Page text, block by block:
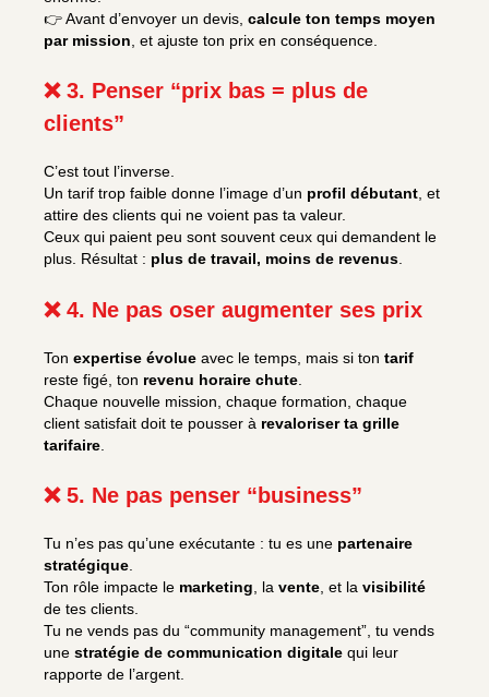
👉 Avant d’envoyer un devis, calcule ton temps moyen
par mission, et ajuste ton prix en conséquence.
❌ 3. Penser “prix bas = plus de
clients”
C’est tout l’inverse.
Un tarif trop faible donne l’image d’un profil débutant, et
attire des clients qui ne voient pas ta valeur.
Ceux qui paient peu sont souvent ceux qui demandent le
plus. Résultat : plus de travail, moins de revenus.
❌ 4. Ne pas oser augmenter ses prix
Ton expertise évolue avec le temps, mais si ton tarif
reste figé, ton revenu horaire chute
Chaque nouvelle mission, chaque formation, chaque
client satisfait doit te pousser à revaloriser ta grille
tarifaire
❌ 5. Ne pas penser “business”
Tu n’es pas qu’une exécutante : tu es une partenaire
stratégique.
Ton rôle impacte le marketing, la vente, et la visibilité
de tes clients.
Tu ne vends pas du “community management”, tu vends
une stratégie de communication digitale qui leur
rapporte de l’argent.